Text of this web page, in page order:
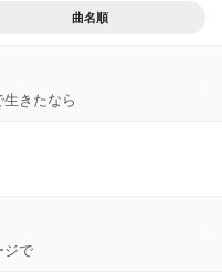
曲名順
きたなら
ジで